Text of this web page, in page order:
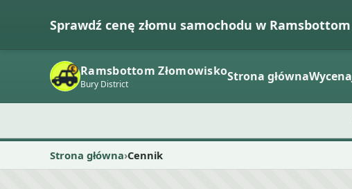
Sprawdź cenę złomu samochodu w Ramsbottom
Ramsbottom Złomowisko
Bury District Strona głównaWycena
Strona główna Cennik